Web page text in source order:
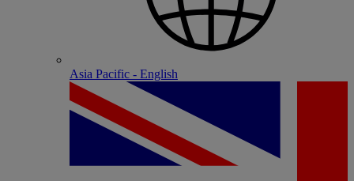
Asia Pacific - English